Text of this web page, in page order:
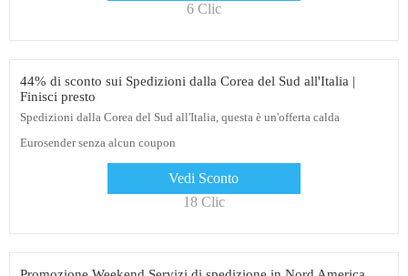
6 Clic
44% di sconto sui Spedizioni dalla Corea del Sud all'Italia |
Finisci presto
Spedizioni dalla Corea del Sud all'Italia, questa è un'offerta calda
Eurosender senza alcun coupon
Vedi Sconto
18 Clic